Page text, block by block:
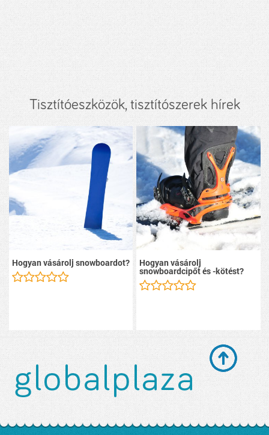
Tisztítóeszközök, tisztítószerek hírek
Hogyan vásárolj snowboardot? Hogyan vásárolj
snowboardcipőt és -kötést?